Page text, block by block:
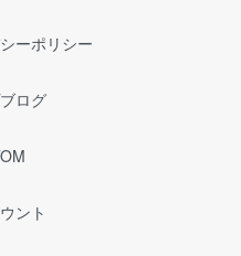
ーポリシー
ログ
ント